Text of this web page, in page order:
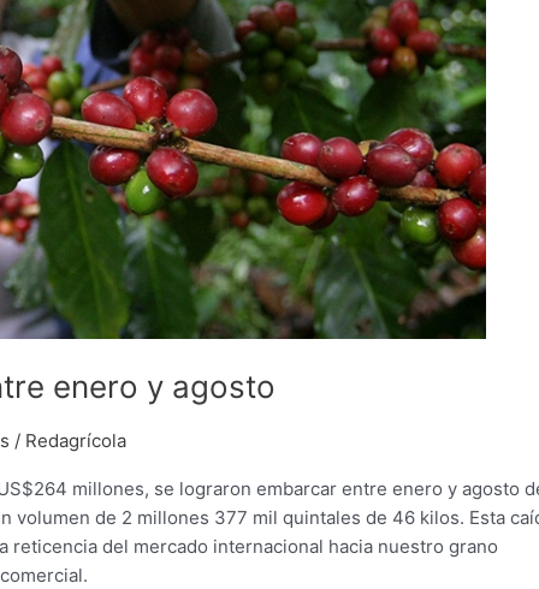
enero y agosto
/ Redagrícola
millones, se lograron embarcar entre enero y agosto
de 2 millones 377 mil quintales de 46 kilos. Esta
reticencia del mercado internacional hacia nuestro grano